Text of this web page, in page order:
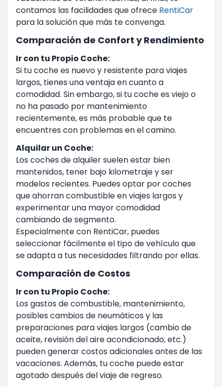
contamos las facilidades que ofrece RentiCar
para la solución que más te convenga.
Comparación de Confort y Rendimiento
Ir con tu Propio Coche:
Si tu coche es nuevo y resistente para viajes
largos, tienes una ventaja en cuanto a
comodidad. Sin embargo, si tu coche es viejo o
no ha pasado por mantenimiento
recientemente, es más probable que te
encuentres con problemas en el camino.
Alquilar un Coche:
Los coches de alquiler suelen estar bien
mantenidos, tener bajo kilometraje y ser
modelos recientes. Puedes optar por coches
que ahorran combustible en viajes largos y
experimentar una mayor comodidad
cambiando de segmento.
Especialmente con RentiCar, puedes
seleccionar fácilmente el tipo de vehículo que
se adapta a tus necesidades filtrando por ellas.
Comparación de Costos
Ir con tu Propio Coche:
Los gastos de combustible, mantenimiento,
posibles cambios de neumáticos y las
preparaciones para viajes largos (cambio de
aceite, revisión del aire acondicionado, etc.)
pueden generar costos adicionales antes de las
vacaciones. Además, tu coche puede estar
agotado después del viaje de regreso.